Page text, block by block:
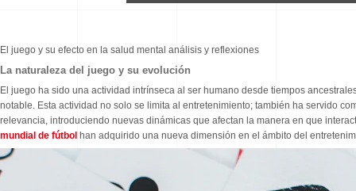
El juego y su efecto en la salud mental análisis y reflexiones
La naturaleza del juego y su evolución
El juego ha sido una actividad intrínseca al ser humano desde tiempos
notable. Esta actividad no solo se limita al entretenimiento; también ha servido
relevancia, introduciendo nuevas dinámicas que afectan la manera en que
mundial de fútbol han adquirido una nueva dimensión en el ámbito del